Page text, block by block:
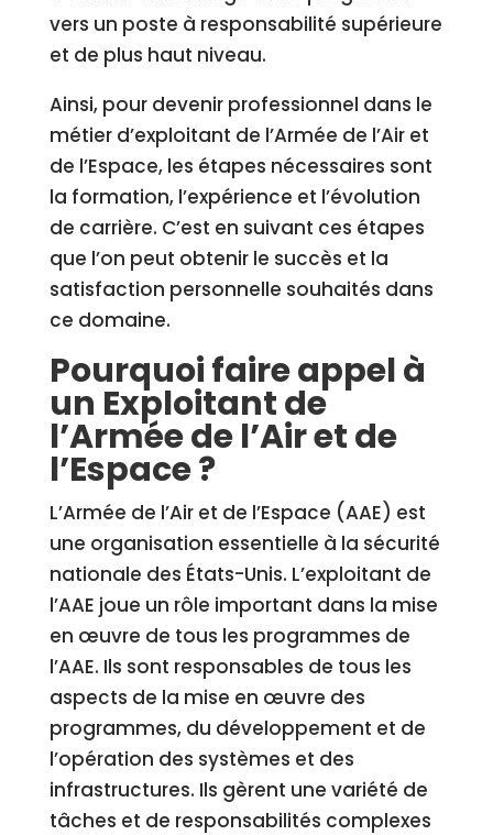
vers un poste à responsabilité supérieure
et de plus haut niveau.
Ainsi, pour devenir professionnel dans le
métier d’exploitant de l’Armée de l’Air et
de l’Espace, les étapes nécessaires sont
la formation, l’expérience et l’évolution
de carrière. C’est en suivant ces étapes
que l’on peut obtenir le succès et la
satisfaction personnelle souhaités dans
ce domaine.
Pourquoi faire appel à
un Exploitant de
l’Armée de l’Air et de
l’Espace ?
L’Armée de l’Air et de l’Espace (AAE) est
une organisation essentielle à la sécurité
nationale des États-Unis. L’exploitant de
l’AAE joue un rôle important dans la mise
en œuvre de tous les programmes de
l’AAE. Ils sont responsables de tous les
aspects de la mise en œuvre des
programmes, du développement et de
l’opération des systèmes et des
infrastructures. Ils gèrent une variété de
tâches et de responsabilités complexes